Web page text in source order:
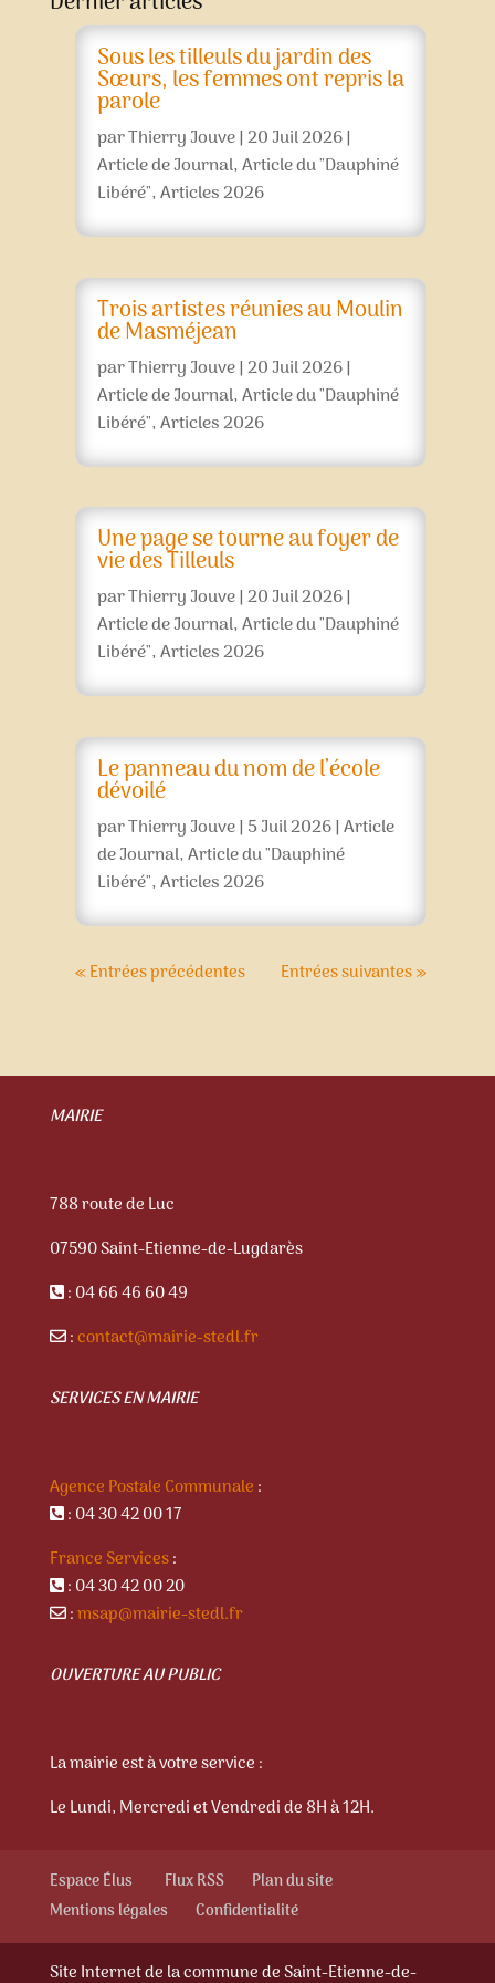
Sous les tilleuls du jardin des
Sœurs, les femmes ont repris la
parole
parThierry Jouve|20 Juil 2026|
Article de Journal,Article du "Dauphiné
Libéré",Articles 2026
Trois artistes réunies au Moulin
de Masméjean
parThierry Jouve|20 Juil 2026|
Article de Journal,Article du "Dauphiné
Libéré",Articles 2026
Une page se tourne au foyer de
vie des Tilleuls
parThierry Jouve|20 Juil 2026|
Article de Journal,Article du "Dauphiné
Libéré",Articles 2026
Le panneau du nom de l’école
dévoilé
parThierry Jouve| 5 Juil 2026|Article
de Journal,Article du "Dauphiné
Libéré",Articles 2026
« Entrées précédentes Entrées suivantes »
MAIRIE
788 route de Luc
07590 Saint-Etienne-de-Lugdarès
: 04 66 46 60 49
:contact@mairie-stedl.fr
SERVICES EN MAIRIE
Agence Postale Communale :
: 04 30 42 00 17
France Services:
: 04 30 42 00 20
:msap@mairie-stedl.fr
OUVERTURE AU PUBLIC
La mairie est à votre service :
Le Lundi, Mercredi et Vendredi de 8H à 12H.
Espace Élus Flux RSS
Plan du site
Mentions légales
Confidentialité
Site Internet de la commune de Saint-Etienne-de-